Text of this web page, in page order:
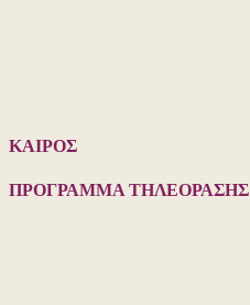
ΚΑΙΡΟΣ
ΠΡΟΓΡΑΜΜΑ ΤΗΛΕΟΡΑΣΗΣ